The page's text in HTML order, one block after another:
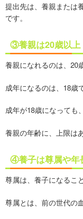
提出先は、養親または
です。
③養親は20歳以上
養親になれるのは、20
成年になるのは、18歳
成年が18歳になっても
養親の年齢に、上限は
④養子は尊属や年
尊属は、養子になるこ
尊属とは、前の世代の